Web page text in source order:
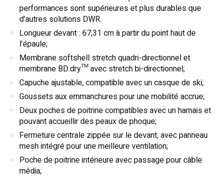
performances sont supérieures et plus durables que
d’autres solutions DWR.
Longueur devant : 67,31 cm à partir du point haut de
l’épaule;
Membrane softshell stretch quadri-directionnel et
membrane BD.dry™ avec stretch bi-directionnel;
Capuche ajustable, compatible avec un casque de ski;
Goussets aux emmanchures pour une mobilité accrue;
Deux poches de poitrine compatibles avec un harnais et
pouvant accueillir des peaux de phoque;
Fermeture centrale zippée sur le devant, avec panneau
mesh intégré pour une meilleure ventilation;
Poche de poitrine intérieure avec passage pour câble
média;